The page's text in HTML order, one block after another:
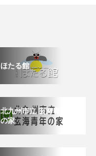
ほたる館
北九州市立 玄海青年
の家